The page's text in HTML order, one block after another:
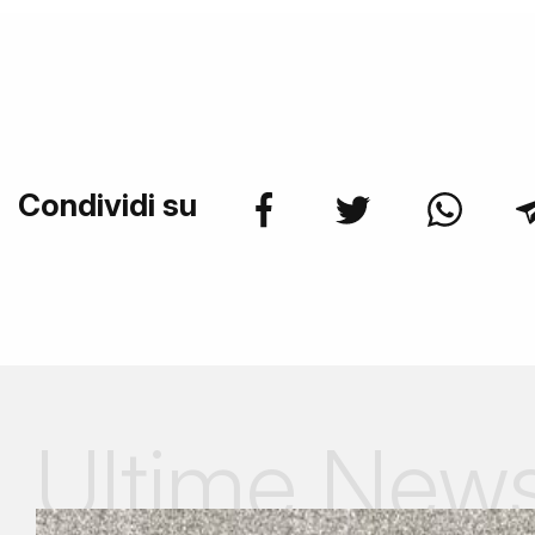
Condividi su
Ultime